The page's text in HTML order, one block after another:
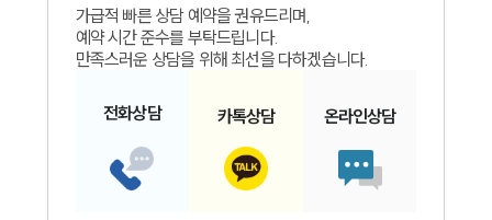
가급적 빠른 상담 예약을 권유드리며,
예약 시간 준수를 부탁드립니다.
만족스러운 상담을 위해 최선을 다하겠습니다.
전화상담 카톡상담 온라인상담